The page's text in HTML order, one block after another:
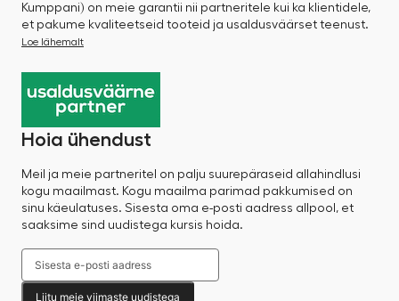
Kumppani) on meie garantii nii partneritele kui ka klientidele,
et pakume kvaliteetseid tooteid ja usaldusväärset teenust.
Loe lähemalt
Hoia ühendust
Meil ja meie partneritel on palju suurepäraseid allahindlusi
kogu maailmast. Kogu maailma parimad pakkumised on
sinu käeulatuses. Sisesta oma e-posti aadress allpool, et
saaksime sind uudistega kursis hoida.
Liitu meie viimaste uudistega